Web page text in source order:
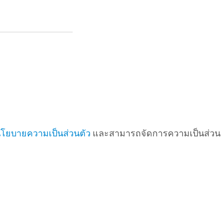
ยบายความเป็นส่วนตัว และสามารถจัดการความเป็นส่วน